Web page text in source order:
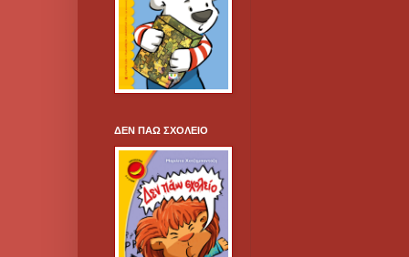
ΔΕΝ ΠΑΩ ΣΧΟΛΕΙΟ